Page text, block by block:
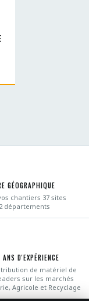
GÉOGRAPHIQUE
chantiers 37 sites
départements
D'EXPÉRIENCE
de matériel de
sur les marchés
Agricole et Recyclage